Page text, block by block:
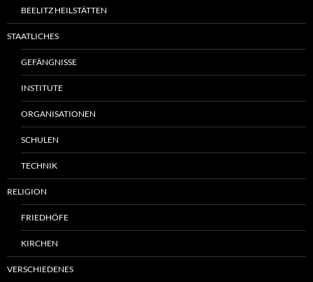
BEELITZ HEILSTÄTTEN
STAATLICHES
GEFÄNGNISSE
INSTITUTE
ORGANISATIONEN
SCHULEN
TECHNIK
RELIGION
FRIEDHÖFE
KIRCHEN
VERSCHIEDENES